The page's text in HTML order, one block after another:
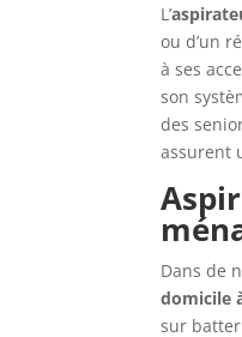
L’
ou d’un
à ses
son
des
assurent
Dans de
domicile
sur